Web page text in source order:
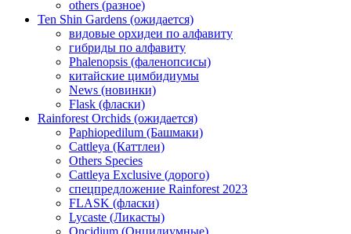
others (разное)
Ten Shin Gardens (ожидается)
видовые орхидеи по алфавиту
гибриды по алфавиту
Phalenopsis (фаленопсисы)
китайские цимбидиумы
News (новинки)
Flask (фласки)
Rainforest Orchids (ожидается)
Paphiopedilum (Башмаки)
Cattleya (Каттлеи)
Others Species
Cattleya Exclusive (дорого)
спецпредложение Rainforest 2023
FLASK (фласки)
Lycaste (Ликасты)